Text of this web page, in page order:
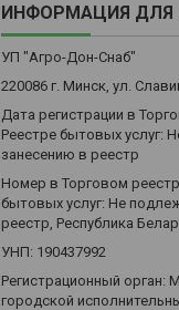
ИНФОРМАЦИЯ ДЛЯ
УП "Агро-Дон-Снаб"
220086 г. Минск, ул.
Дата регистрации в
Реестре бытовых услуг:
занесению в реестр
Номер в Торговом
бытовых услуг: Не
реестр, Республика
УНП: 190437992
Регистрационный орган:
городской